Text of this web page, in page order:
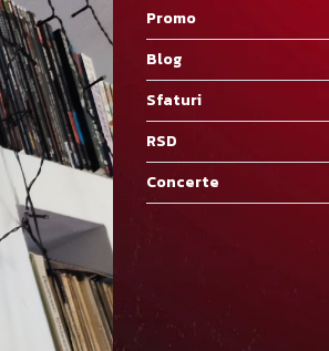
Promo
Blog
Sfaturi
RSD
Concerte